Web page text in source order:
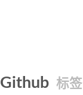
Github 标签